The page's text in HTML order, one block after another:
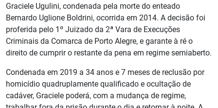
Graciele Ugulini, condenada pela morte do enteado
Bernardo Uglione Boldrini, ocorrida em 2014. A decisão foi
proferida pelo 1º Juizado da 2ª Vara de Execuções
Criminais da Comarca de Porto Alegre, e garante à ré o
direito de cumprir o restante da pena em regime semiaberto.
Condenada em 2019 a 34 anos e 7 meses de reclusão por
homicídio quadruplamente qualificado e ocultação de
cadáver, Graciele poderá, com a mudança de regime,